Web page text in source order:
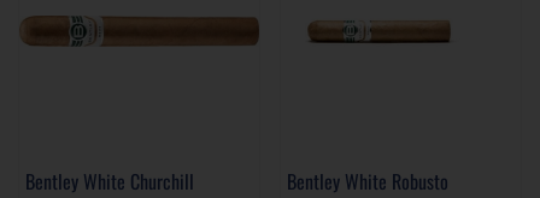
Bentley White Churchill Bentley White Robusto